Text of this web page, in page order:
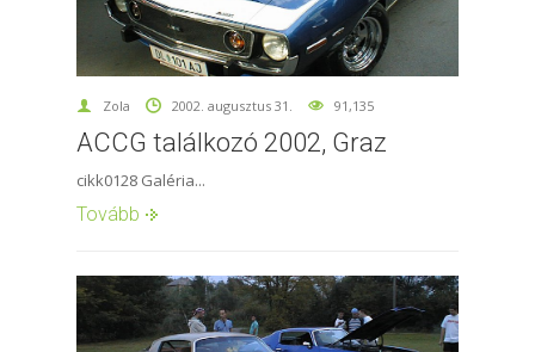
Zola 2002. augusztus 31. 91,135
ACCG találkozó 2002, Graz
cikk0128 Galéria...
Tovább